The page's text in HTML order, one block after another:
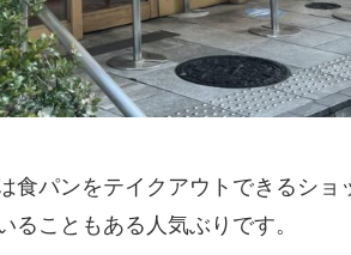
パンをテイクアウトできるショ
ることもある人気ぶりです。